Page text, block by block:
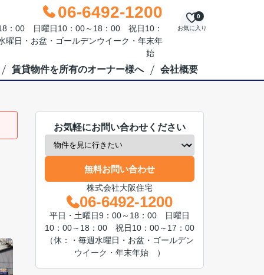
06-6492-1200
：00 日曜日10：00～18：00 祝日10：
日・お盆・ゴールデンウイーク・年末年
始
お気に入り
0
賃貸物件を所有のオーナー様へ 会社概要
お気軽にお問い合わせください
無料お問い合わせ
株式会社大阪住宅
06-6492-1200
平日・土曜日9：00～18：00 日曜日
10：00～18：00 祝日10：00～17：00
（休：・毎週水曜日・お盆・ゴールデン
ウイーク・年末年始 ）